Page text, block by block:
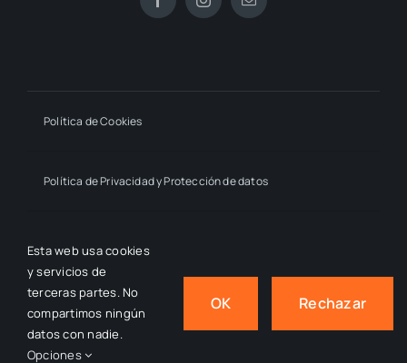
Política de Cookies
Política de Privacidad y Protección de datos
© 2024 - 2026- by macmahon • Estrella Millán Sanjuán,
Esta web usa cookies
y servicios de
terceras partes. No
compartimos ningún
datos con nadie.
Opciones
OK Rechazar